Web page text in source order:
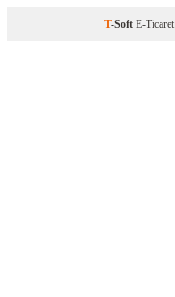
T-Soft E-Ticaret